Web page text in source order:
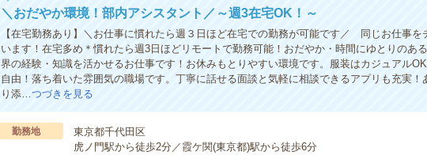
＼おだやか環境！部内アシスタント／～週3在宅OK！～
【在宅勤務あり】＼お仕事に慣れたら週３日ほど在宅での勤務が可能です／ 同じお仕事を
います！在宅多め＊慣れたら週3日ほどリモートで勤務可能！おだやか・時間にゆとりのあ
界の経験・知識を活かせるお仕事です！お休みもとりやすい環境です。服装はカジュアル
自由！落ち着いた雰囲気の職場です。丁寧に話せる面談と気軽に相談できるアプリも充実！
り添…つづきを見る
勤務地
東京都千代田区
虎ノ門駅から徒歩2分／霞ケ関(東京都)駅から徒歩6分